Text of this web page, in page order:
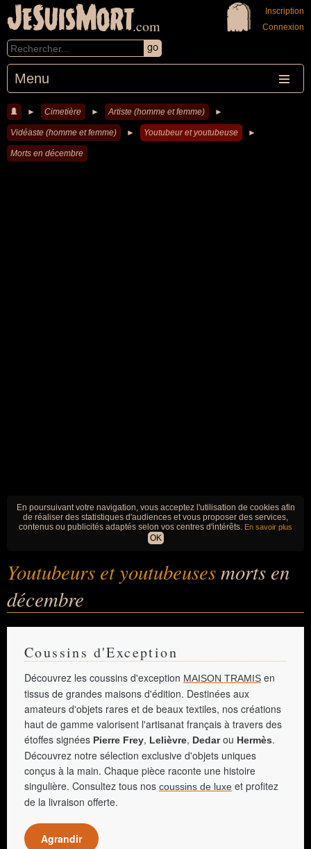
JeSuisMort.com
Menu
Inscription
Connexion
► Cimetière ► Artiste (homme et femme) ►
Vidéaste (homme et femme) ► Youtubeur et youtubeuse ►
Morts en décembre
En poursuivant votre navigation, vous acceptez l'utilisation de cookies afin
de réaliser des statistiques d'audiences et vous proposer des services,
contenus ou publicités adaptés selon vos centres d'intérêts. En savoir plus
OK
Youtubeurs et youtubeusesmorts en
décembre
Coussins d'Exception
Découvrez les coussins d'exception MAISON TRAMIS en
tissus de grandes maisons d'édition. Destinées aux
amateurs d'objets rares et de beaux textiles, nos créations
haut de gamme valorisent l'artisanat français à travers des
étoffes signées Pierre Frey, Lelièvre, Dedarou Hermès.
Découvrez notre sélection exclusive d'objets uniques
conçus à la main. Chaque pièce raconte une histoire
singulière. Consultez tous nos coussins de luxe et profitez
de la livraison offerte.
Agrandir